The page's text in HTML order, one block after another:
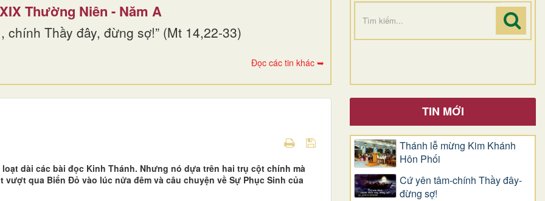
Thường Niên - Năm A
chính Thầy đây, đừng sợ!” (Mt 14,22-33)
Đọc các tin khác ➥
dài các bài đọc Kinh Thánh. Nhưng nó dựa trên hai trụ cột chính mà
qua Biển Đỏ vào lúc nửa đêm và câu chuyện về Sự Phục Sinh của
TIN MỚI
Thánh lễ mừng Kim Khánh
Hôn Phối
Cứ yên tâm-chính Thầy đây-
đừng sợ!